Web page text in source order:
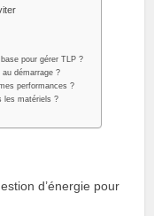
pour gérer TLP ?
démarrage ?
performances ?
les matériels ?
d’énergie pour